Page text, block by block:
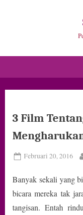
3 Film
Posted
Februari 20, 2016
Banyak sekali yang
bicara mereka tak
tangisan. Entah